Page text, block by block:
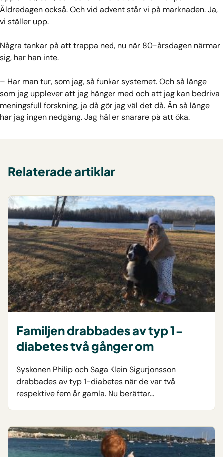
Äldredagen också. Och vid advent står vi på marknaden. Ja,
vi ställer upp.
Några tankar på att trappa ned, nu när 80-årsdagen närmar
sig, har han inte.
– Har man tur, som jag, så funkar systemet. Och så länge
som jag upplever att jag hänger med och att jag kan bedriva
meningsfull forskning, ja då gör jag väl det då. Än så länge
har jag ingen nedgång. Jag håller snarare på att öka.
Relaterade artiklar
Familjen drabbades av typ 1-
diabetes två gånger om
Syskonen Philip och Saga Klein Sigurjonsson
drabbades av typ 1-diabetes när de var två
respektive fem år gamla. Nu berättar…